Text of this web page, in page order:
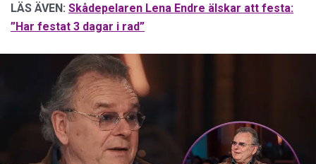
LÄS ÄVEN: Skådepelaren Lena Endre älskar att festa:
”Har festat 3 dagar i rad”